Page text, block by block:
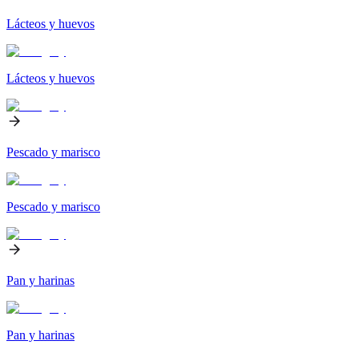
Lácteos y huevos
Lácteos y huevos
Pescado y marisco
Pescado y marisco
Pan y harinas
Pan y harinas